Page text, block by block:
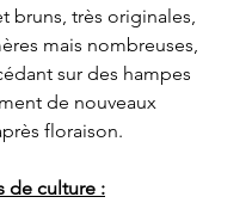
bruns, très originales,
mais nombreuses,
sur des hampes
de nouveaux
floraison.
de culture :